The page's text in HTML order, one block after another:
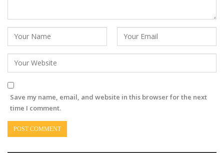
Save my name, email, and website in this browser for the next
time I comment.